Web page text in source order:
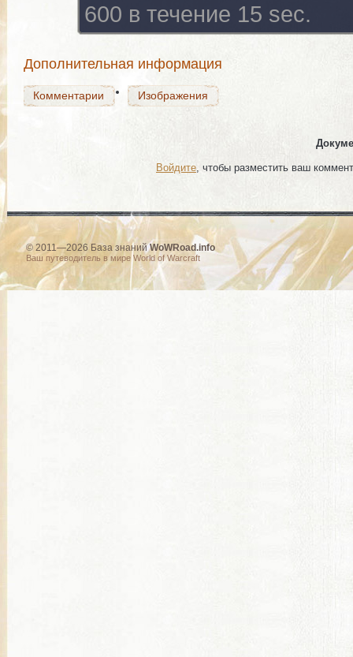
600 в течение 15 sec.
Дополнительная информация
Комментарии Изображения
Комментарии Изображения
Войдите , чтобы разместить ваш
© 2011—2026 База знанийWoWRoad.info
Ваш путеводитель в мире World of Warcraft